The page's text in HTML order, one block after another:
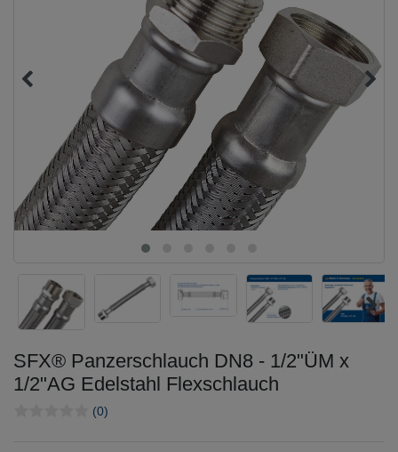
SFX® Panzerschlauch DN8 - 1/2"ÜM x
1/2"AG Edelstahl Flexschlauch
(0)